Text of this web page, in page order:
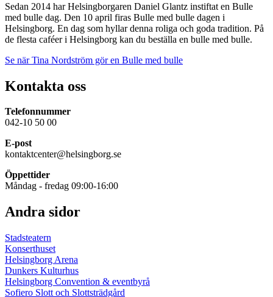
Sedan 2014 har Helsingborgaren Daniel Glantz instiftat en Bulle
med bulle dag. Den 10 april firas Bulle med bulle dagen i
Helsingborg. En dag som hyllar denna roliga och goda tradition. På
de flesta caféer i Helsingborg kan du beställa en bulle med bulle.
Se när Tina Nordström gör en Bulle med bulle
Kontakta oss
Telefonnummer
042-10 50 00
E-post
kontaktcenter@helsingborg.se
Öppettider
Måndag - fredag 09:00-16:00
Andra sidor
Stadsteatern
Konserthuset
Helsingborg Arena
Dunkers Kulturhus
Helsingborg Convention & eventbyrå
Sofiero Slott och Slottsträdgård